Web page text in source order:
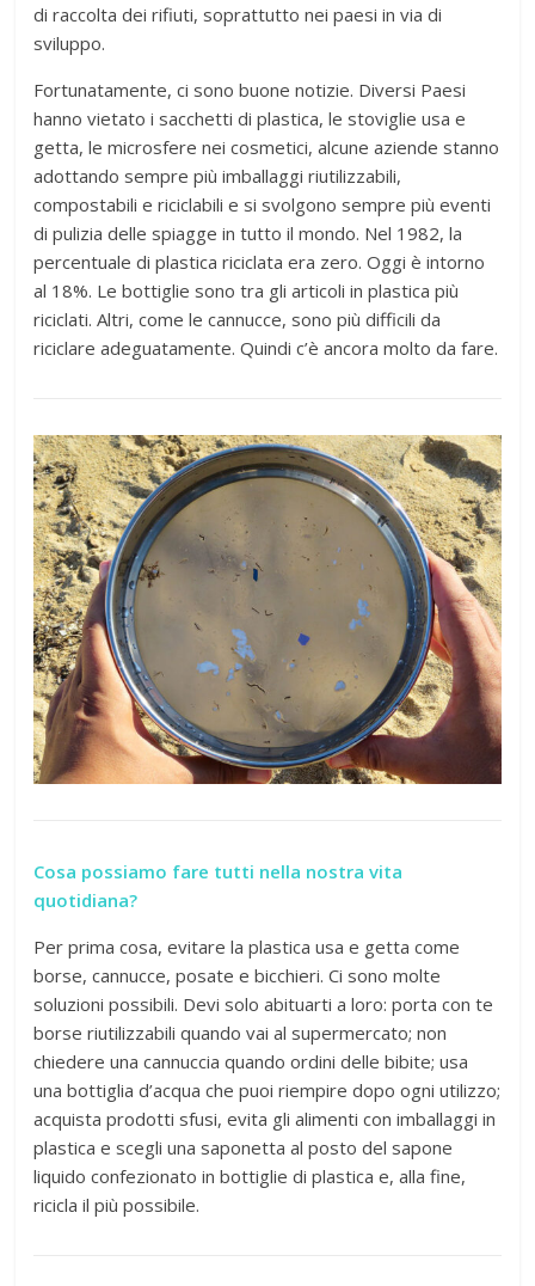
di raccolta dei rifiuti, soprattutto nei paesi in via di
sviluppo.
Fortunatamente, ci sono buone notizie. Diversi Paesi
hanno vietato i sacchetti di plastica, le stoviglie usa e
getta, le microsfere nei cosmetici, alcune aziende stanno
adottando sempre più imballaggi riutilizzabili,
compostabili e riciclabili e si svolgono sempre più eventi
di pulizia delle spiagge in tutto il mondo. Nel 1982, la
percentuale di plastica riciclata era zero. Oggi è intorno
al 18%. Le bottiglie sono tra gli articoli in plastica più
riciclati. Altri, come le cannucce, sono più difficili da
riciclare adeguatamente. Quindi c’è ancora molto da fare.
Cosa possiamo fare tutti nella nostra vita
quotidiana?
Per prima cosa, evitare la plastica usa e getta come
borse, cannucce, posate e bicchieri. Ci sono molte
soluzioni possibili. Devi solo abituarti a loro: porta con te
borse riutilizzabili quando vai al supermercato; non
chiedere una cannuccia quando ordini delle bibite; usa
una bottiglia d’acqua che puoi riempire dopo ogni utilizzo;
acquista prodotti sfusi, evita gli alimenti con imballaggi in
plastica e scegli una saponetta al posto del sapone
liquido confezionato in bottiglie di plastica e, alla fine,
ricicla il più possibile.